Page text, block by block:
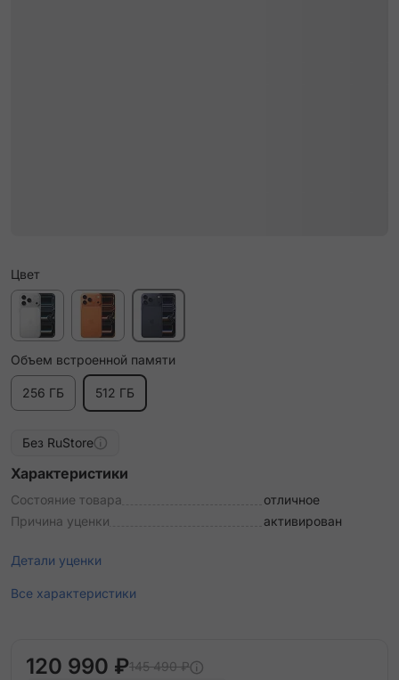
Цвет
Объем встроенной памяти
256 ГБ 512 ГБ
Без RuStore
Характеристики
Состояние товара
отличное
Причина уценки
активирован
Детали уценки
Все характеристики
120 990 ₽145 490 ₽